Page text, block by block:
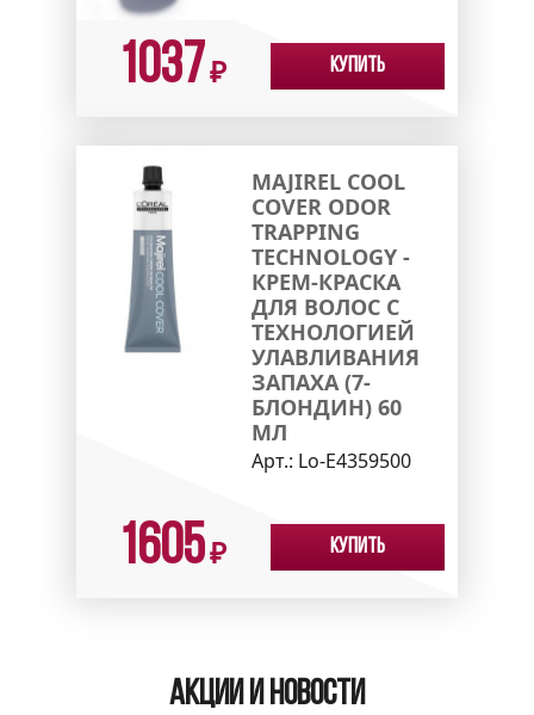
1037₽ Купить
MAJIREL COOL
COVER ODOR
TRAPPING
TECHNOLOGY -
КРЕМ-КРАСКА
ДЛЯ ВОЛОС С
ТЕХНОЛОГИЕЙ
УЛАВЛИВАНИЯ
ЗАПАХА (7-
БЛОНДИН) 60
МЛ
Арт.: Lo-E4359500
1605₽ Купить
Акции и новости